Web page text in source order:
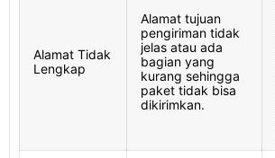
Alamat Tidak
Lengkap
Alamat tujuan
pengiriman tidak
jelas atau ada
bagian yang
kurang sehingga
paket tidak bisa
dikirimkan.